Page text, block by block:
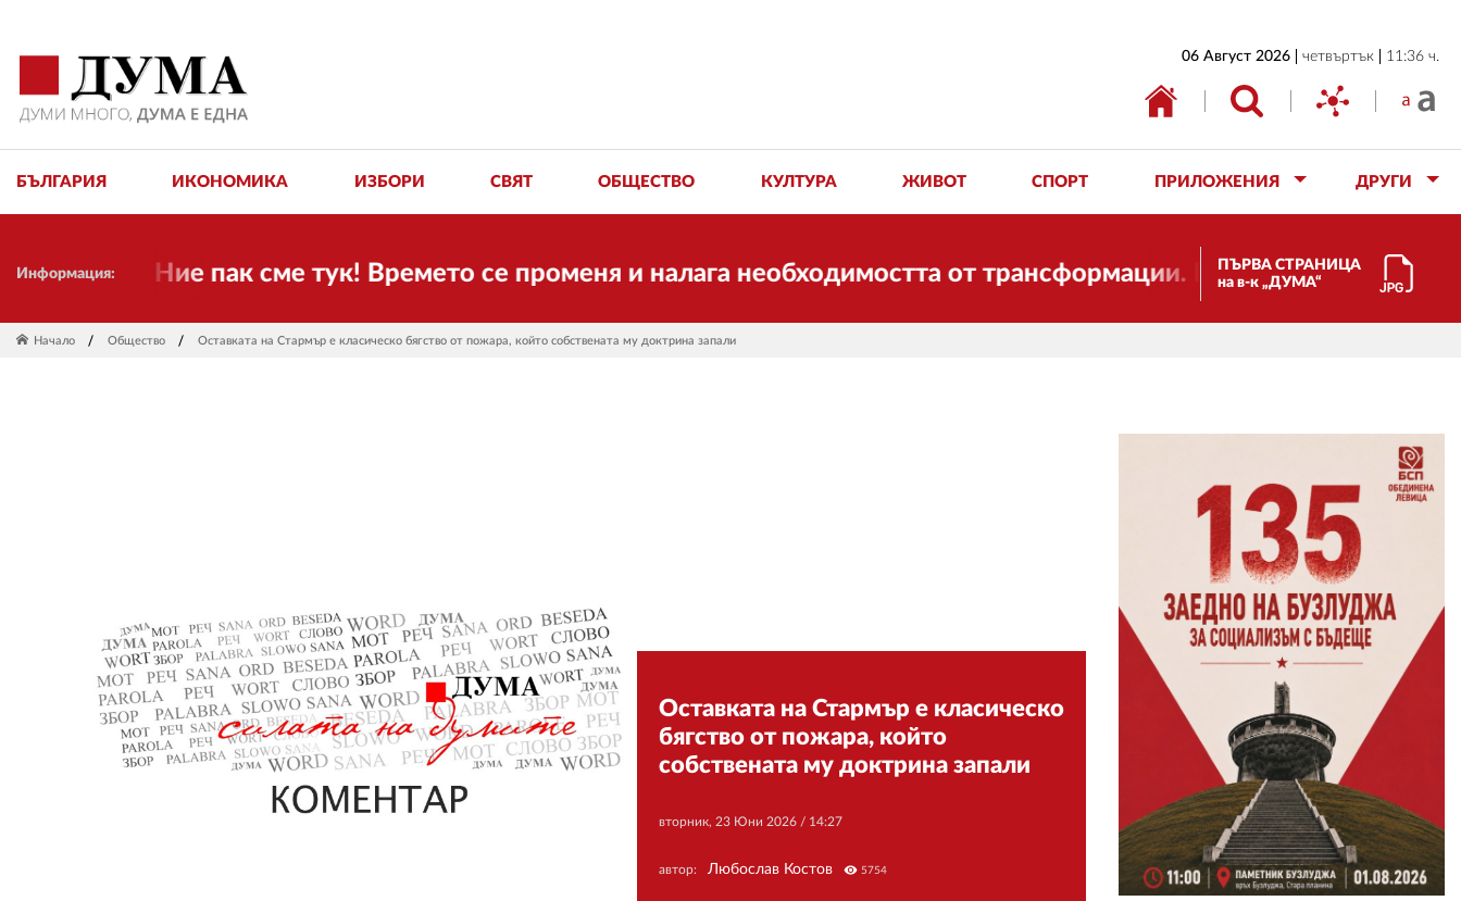
06 Август 2026 четвъртък 11:36 ч.
БЪЛГАРИЯ ИКОНОМИКА ИЗБОРИ СВЯТ ОБЩЕСТВО КУЛТУРА ЖИВОТ СПОРТ ПРИЛОЖЕНИЯ ДРУГИ
Информация:Ние пак сме тук! Времето се променя и налага необходимостта от трансформации. И ДУМА се променя и
ПЪРВА СТРАНИЦА
на в-к „ДУМА“
Начало Общество Оставката на Стармър е класическо бягство от пожара, който собствената му доктрина запали
Оставката на Стармър е класическо
бягство от пожара, който
собствената му доктрина запали
вторник, 23 Юни 2026 / 14:27
автор: Любослав Костов visibility5754
ИКОНОМИКА
ОБЩЕСТВО
АВТОРИ
РЕДАКЦИЯ
РЕКЛАМА
АБОНАМЕНТ
УСЛОВИЯ ЗА ПОЛЗВАНЕ
ПОЛИТИКА ЗА БИСКВИТКИТЕ
ПОЛИТИКАТА ЗА